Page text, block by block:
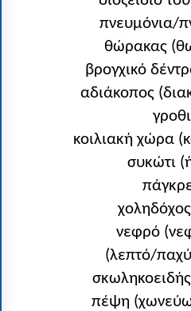
πνευμόνια/
θώρακας
βρογχικό
αδιάκοπος
κοιλιακή χώρα
συκώτι
νεφρό
(λεπτό/
πέψη